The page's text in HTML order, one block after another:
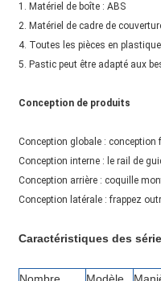
1. Matériel de boîte : ABS
2. Matériel de cadre de
4. Toutes les pièces en
5. Pastic peut être adapté aux
Conception de produits
Conception globale :
Conception interne : le rail de
Conception arrière : coquille
Conception latérale : frappez
Caractéristiques des